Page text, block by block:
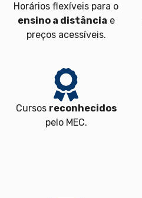
Horários flexíveis para o
ensino a distância e
preços acessíveis.
Cursos reconhecidos
pelo MEC.